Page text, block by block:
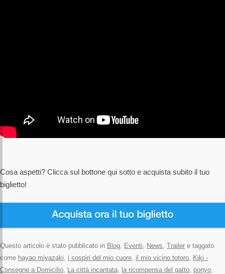
Cosa aspetti? Clicca sul bottone qui sotto e acquista subito il tuo
biglietto!
Questo articolo è stato pubblicato in Blog Eventi News Trailer e taggato
come hayao miyazaki i sospiri del mio cuore il mio vicino totoro
Kiki -
Consegne a Domicilio
La città incantata la ricompensa del gatto ponyo